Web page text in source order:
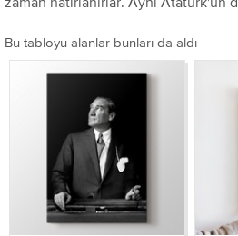
Bu tabloyu alanlar bunları da aldı